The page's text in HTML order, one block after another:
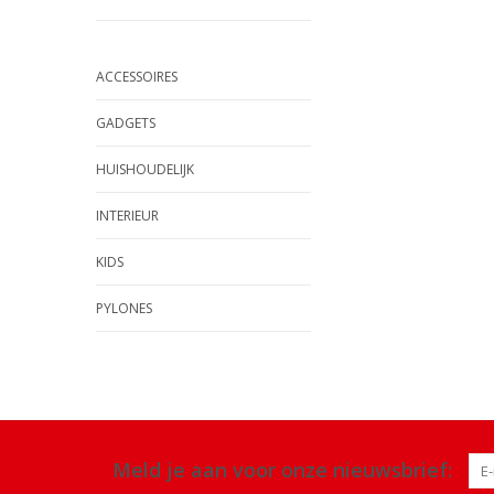
ACCESSOIRES
GADGETS
HUISHOUDELIJK
INTERIEUR
KIDS
PYLONES
Meld je aan voor onze nieuwsbrief: